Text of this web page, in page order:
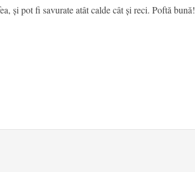
și pot fi savurate atât calde cât și reci. Poftă bună!